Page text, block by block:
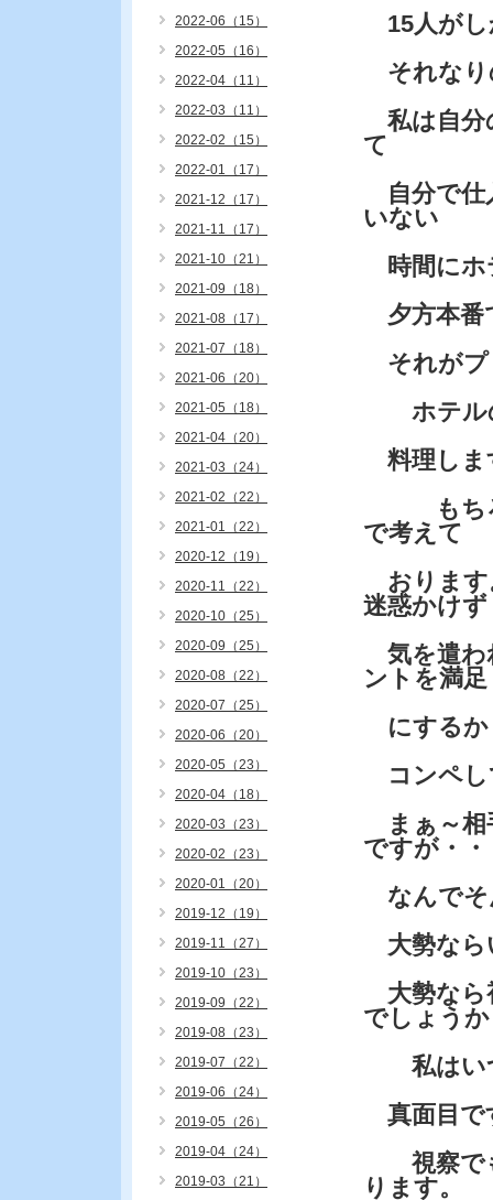
15人がし
それなり
私は自分
て
自分で仕
いない
時間にホ
夕方本番
それがプ
ホテルの
料理しま
もちろ
で考えて
おります
迷惑かけず
気を遣わ
ントを満足
にするか
コンペし
まぁ～相
ですが・・
なんでそ
大勢なら
大勢なら
でしょう
私はいつ
真面目で
視察でも
ります。
2022-06（15）
2022-05（16）
2022-04（11）
2022-03（11）
2022-02（15）
2022-01（17）
2021-12（17）
2021-11（17）
2021-10（21）
2021-09（18）
2021-08（17）
2021-07（18）
2021-06（20）
2021-05（18）
2021-04（20）
2021-03（24）
2021-02（22）
2021-01（22）
2020-12（19）
2020-11（22）
2020-10（25）
2020-09（25）
2020-08（22）
2020-07（25）
2020-06（20）
2020-05（23）
2020-04（18）
2020-03（23）
2020-02（23）
2020-01（20）
2019-12（19）
2019-11（27）
2019-10（23）
2019-09（22）
2019-08（23）
2019-07（22）
2019-06（24）
2019-05（26）
2019-04（24）
2019-03（21）